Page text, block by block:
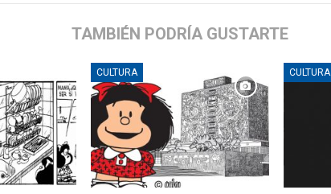
TAMBIÉN PODRÍA GUSTARTE
CULTURA CULTURA